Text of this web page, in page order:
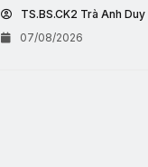
TS.BS.CK2 Trà Anh Duy
07/08/2026